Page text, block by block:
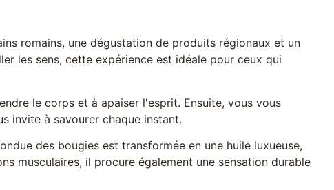
romains, une dégustation de produits régionaux et un
les sens, cette expérience est idéale pour ceux qui
le corps et à apaiser l'esprit. Ensuite, vous vous
invite à savourer chaque instant.
des bougies est transformée en une huile luxueuse,
musculaires, il procure également une sensation durable